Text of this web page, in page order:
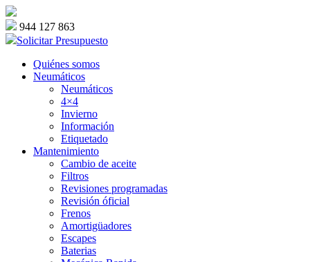
944 127 863
Solicitar Presupuesto
Quiénes somos
Neumáticos
Neumáticos
4×4
Invierno
Información
Etiquetado
Mantenimiento
Cambio de aceite
Filtros
Revisiones programadas
Revisión óficial
Frenos
Amortigüadores
Escapes
Baterias